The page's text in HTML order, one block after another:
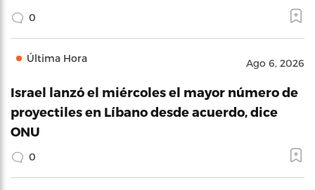
0
Última Hora Ago 6, 2026
Israel lanzó el miércoles el mayor número de
proyectiles en Líbano desde acuerdo, dice
ONU
0